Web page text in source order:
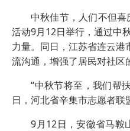
中秋佳节，人们不但喜庆
活动9月12日举行，通过中
力量。同日，江苏省连云
流沟通，增强了居民对社区
“中秋节将至，我们帮扶
日，河北省辛集市志愿者
9月12日，安徽省马鞍山